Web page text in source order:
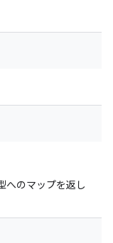
へのマップを返し